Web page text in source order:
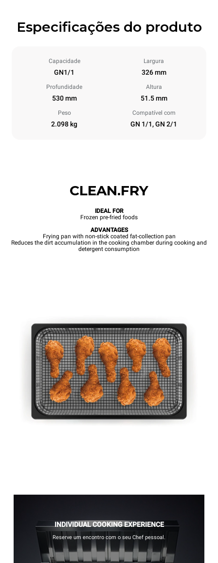
Especificações do produto
Capacidade
GN1/1
Largura
326 mm
Profundidade
530 mm
Altura
51.5 mm
Peso
2.098 kg
Compatível com
GN 1/1, GN 2/1
CLEAN.FRY
IDEAL FOR
Frozen pre-fried foods
ADVANTAGES
Frying pan with non-stick coated fat-collection pan
Reduces the dirt accumulation in the cooking chamber during cooking and
detergent consumption
INDIVIDUAL COOKING EXPERIENCE
Reserve um encontro com o seu Chef pessoal.